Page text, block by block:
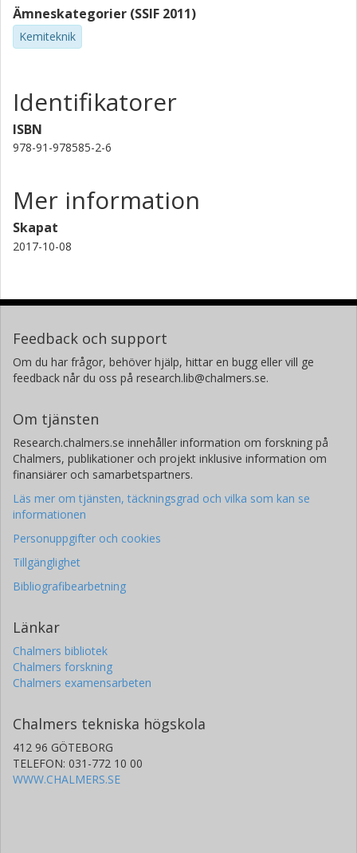
Ämneskategorier (SSIF 2011)
Kemiteknik
Identifikatorer
ISBN
978-91-978585-2-6
Mer information
Skapat
2017-10-08
Feedback och support
Om du har frågor, behöver hjälp, hittar en bugg eller vill ge
feedback når du oss på research.lib@chalmers.se.
Om tjänsten
Research.chalmers.se innehåller information om forskning på
Chalmers, publikationer och projekt inklusive information om
finansiärer och samarbetspartners.
Läs mer om tjänsten, täckningsgrad och vilka som kan se
informationen
Personuppgifter och cookies
Tillgänglighet
Bibliografibearbetning
Länkar
Chalmers bibliotek
Chalmers forskning
Chalmers examensarbeten
Chalmers tekniska högskola
412 96 GÖTEBORG
TELEFON: 031-772 10 00
WWW.CHALMERS.SE